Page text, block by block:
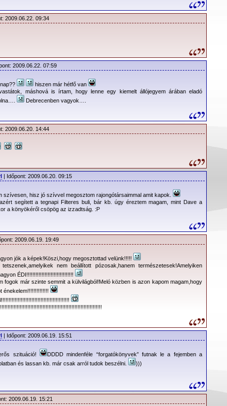
törölt koncertek esetében, kérik a rajongókat, hogy
míg nem születik végleges döntés. A szervezők minden erővel
a koncertek megrendezésre kerüljenek más időpontban, de
Végleges döntés jövő hét elején várható, ahol eldől, hogy
átütemezésre és melyek maradnak töröltek.
Park
Santral Istanbul
Izvor Park
Vasil Levski Stadium
USCE Park
Gwardia Stadium
Skonto Stadium
Zalgiris Stadium
az összes koncert törölve lett. A zenekar ígérete szerint a
ellátogat ezekbe a városokba is.
to restart Tour Of The Universe in Germany - First concert
05.28.2009
pleased to announce they will restart their interrupted Tour Of
Germany on June 8th. On May 12th, lead singer Dave Gahan
of gastroenteritis, leading to his hospitalization and the
concert. While in hospital, further medical tests revealed a
tumour in Dave’s bladder, which has since been successfully
orders Dave Gahan must take a break until June 8th, to ensure
thanks his fans for their support, understanding and
Mode deeply regret any problems or inconveniences the
may have caused.
SHOWS
2009.06.22. 09:34
2009.06.22. 07:59
hiszen már hétfő van
máshová is írtam, hogy lenne egy kiemelt állójegyem árában eladó
Debrecenben vagyok….
2009.06.20. 14:44
| Időpont: 2009.06.20. 09:15
szívesen, hisz jó szívvel megosztom rajongótársaimmal amit kapok.
segített a tegnapi Filteres buli, bár kb. úgy éreztem magam, mint Dave a
a könyökéről csöpög az izzadtság. :P
2009.06.19. 19:49
jók a képek!Köszi,hogy megosztottad velünk!!!!!
nem beállított pózosak,hanem természetesek!Amelyiken
ÉDI!!!!!!!!!!!!!!!!!!!!!!!!!!!!!!!
fogok már szinte semmit a külvilágból!Meló közben is azon kapom magam,hogy
énekelem!!!!!!!!!!!!!!
| Időpont: 2009.06.19. 15:51
szituáció!
DDDD mindenféle “forgatókönyvek” futnak le a fejemben a
és lassan kb. már csak arról tudok beszélni.
)))
2009.06.19. 15:21